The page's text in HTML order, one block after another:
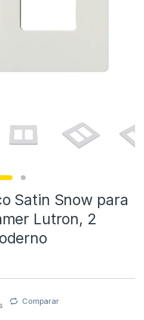
Satin Snow para
Lutron, 2
Comparar